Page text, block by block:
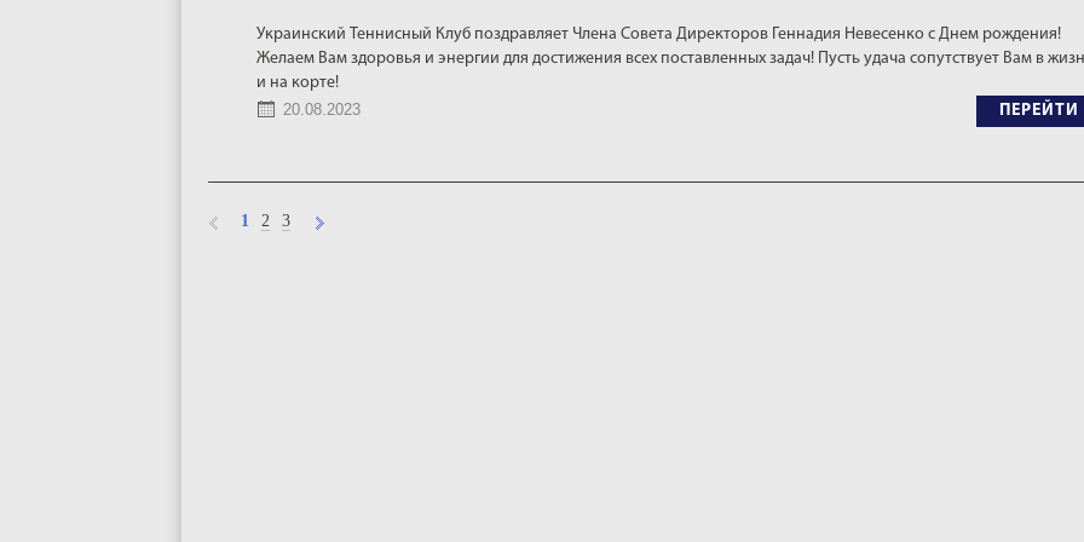
Украинский Теннисный Клуб поздравляет Члена Совета Директоров Геннадия Невесенко с Днем рождения!
Желаем Вам здоровья и энергии для достижения всех поставленных задач! Пусть удача сопутствует Вам в
и на корте!
20.08.2023
ПЕРЕЙТИ
1 2 3